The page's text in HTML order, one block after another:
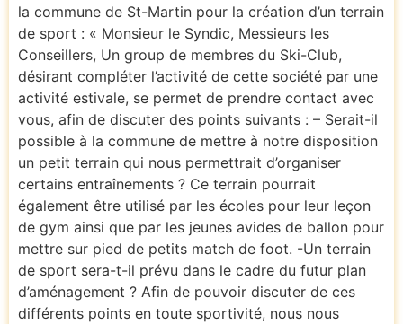
la commune de St-Martin pour la création d’un terrain
de sport : « Monsieur le Syndic, Messieurs les
Conseillers, Un group de membres du Ski-Club,
désirant compléter l’activité de cette société par une
activité estivale, se permet de prendre contact avec
vous, afin de discuter des points suivants : – Serait-il
possible à la commune de mettre à notre disposition
un petit terrain qui nous permettrait d’organiser
certains entraînements ? Ce terrain pourrait
également être utilisé par les écoles pour leur leçon
de gym ainsi que par les jeunes avides de ballon pour
mettre sur pied de petits match de foot. -Un terrain
de sport sera-t-il prévu dans le cadre du futur plan
d’aménagement ? Afin de pouvoir discuter de ces
différents points en toute sportivité, nous nous